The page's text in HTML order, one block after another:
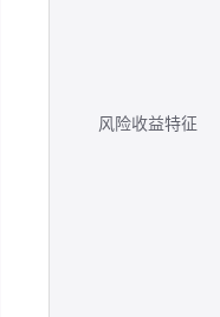
风险收益特征